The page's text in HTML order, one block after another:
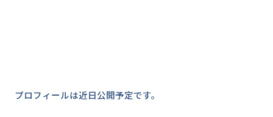
プロフィールは近日公開予定です。